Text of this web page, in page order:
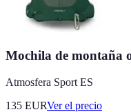
Mochila de montaña
Atmosfera Sport ES
135 EURVer el precio